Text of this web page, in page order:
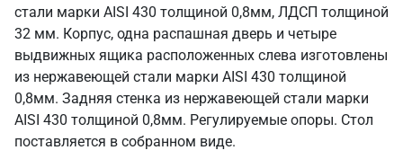
стали марки AISI 430 толщиной 0,8мм, ЛДСП толщиной
32 мм. Корпус, одна распашная дверь и четыре
выдвижных ящика расположенных слева изготовлены
из нержавеющей стали марки AISI 430 толщиной
0,8мм. Задняя стенка из нержавеющей стали марки
AISI 430 толщиной 0,8мм. Регулируемые опоры. Стол
поставляется в собранном виде.